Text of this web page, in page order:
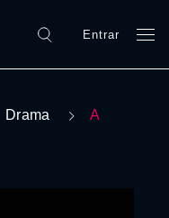
Entrar
Drama
A